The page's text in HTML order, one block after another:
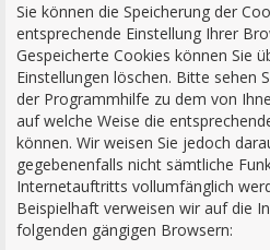
Sie können die Speicherung der
entsprechende Einstellung Ihrer
Gespeicherte Cookies können Sie
Einstellungen löschen. Bitte sehen
der Programmhilfe zu dem von
auf welche Weise die
können. Wir weisen Sie jedoch
gegebenenfalls nicht sämtliche
Internetauftritts vollumfänglich
Beispielhaft verweisen wir auf die
folgenden gängigen Browsern: